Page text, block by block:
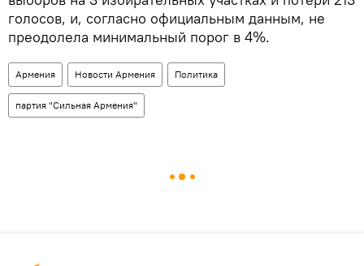
голосов, и, согласно официальным данным, не
преодолела минимальный порог в 4%.
Армения Новости Армения Политика
партия "Сильная Армения"